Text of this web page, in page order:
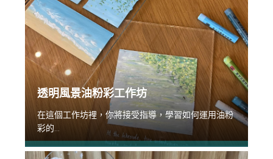
透明風景油粉彩工作坊
在這個工作坊裡，你將接受指導，學習如何運用油粉
彩的...